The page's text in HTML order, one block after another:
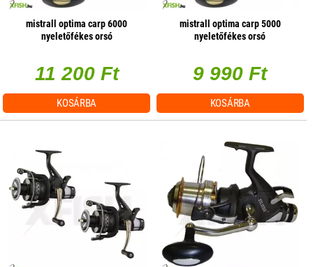
mistrall optima carp 6000
nyeletőfékes orsó
11 200 Ft
KOSÁRBA
mistrall optima carp 5000
nyeletőfékes orsó
9 990 Ft
KOSÁRBA